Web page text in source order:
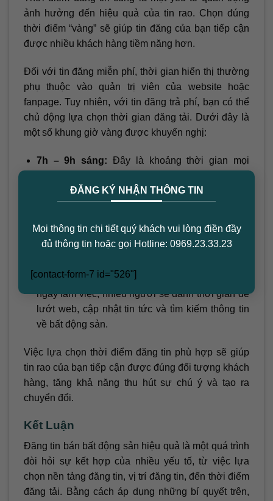
ĐĂNG KÝ NHẬN THÔNG TIN
Mọi thông tin chi tiết quý khách vui lòng điền đầy
đủ thông tin hoặc gọi Hotline: 0969.23.33.23
[contact-form-7 id="526"]
ảnh hưởng đến hiệu quả của tin rao. Chọn đúng
thời điểm “vàng” sẽ giúp tin đăng của bạn tiếp cận
được nhiều khách hàng tiềm năng hơn.
Đối với tin đăng miễn phí, thời gian hiển thị thường
phụ thuộc vào quản trị viên của website hoặc
fanpage. Tuy nhiên, với tin đăng trả phí, bạn có thể
chủ động lựa chọn thời gian đăng tải. Dưới đây là
một số khung giờ vàng được khuyến nghị:
7h – 9h sáng: Đây là khoảng thời gian mọi
lướt mạng xã hội hoặc website để cập nhật tin
11h30 – 12h30:Giờ nghỉ trưa là thời điểm lý
tưởng để mọi người tìm kiếm thông tin, bao gồm
20h – 22h:Buổi tối là thời gian thư giãn sau một
ngày làm việc, nhiều người sẽ dành thời gian để
lướt web, cập nhật tin tức và tìm kiếm thông tin
về bất động sản.
Việc lựa chọn thời điểm đăng tin phù hợp sẽ giúp
tin rao của bạn tiếp cận được đúng đối tượng khách
hàng, tăng khả năng thu hút sự chú ý và tạo ra
chuyển đổi.
Kết Luận
Đăng tin bán bất động sản hiệu quả là một quá trình
đòi hỏi sự kết hợp của nhiều yếu tố, từ việc lựa
chọn nền tảng đăng tin, vị trí đăng tin, đến thời điểm
đăng tải. Bằng cách áp dụng những bí quyết trên,